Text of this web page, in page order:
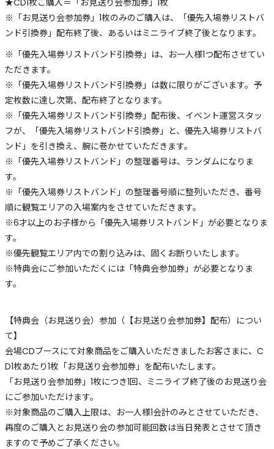
★CD1枚ご購入＝「お見送り会参加券」1枚
※「お見送り会参加券」1枚のみのご購入は、「優先入場券リストバ
ンド引換券」配布終了後、あるいはミニライブ終了後となります。
※「優先入場券リストバンド引換券」は、お一人様1つ配布させてい
ただきます。
※「優先入場券リストバンド引換券」は数に限りがございます。予
定枚数に達し次第、配布終了となります。
※「優先入場券リストバンド引換券」配布後、イベント運営スタッ
フが、「優先入場券リストバンド引換券」と、優先入場券リストバ
ンド」を引き換え、腕に巻かせていただきます。
※「優先入場券リストバンド」の整理番号は、ランダムになりま
す。
※「優先入場券リストバンド」の整理番号順に整列いただき、番号
順に観覧エリアの入場案内をさせていただきます。
※6才以上のお子様から「優先入場券リストバンド」が必要となりま
す。
※優先観覧エリア内での割り込みは、固くお断りいたします。
※特典会にご参加いただくには「特典会参加券」が必要となりま
す。
【特典会（お見送り会）参加（【お見送り会参加券】配布）につい
て】
会場CDブースにて対象商品をご購入いただきましたお客さまに、C
D1枚あたり1枚「お見送り会参加券」を配布いたします。
「お見送り会参加券」1枚につき1回、ミニライブ終了後のお見送り会
にご参加いただけます。
※対象商品のご購入上限は、お一人様1会計のみとさせていただき、
再度のご購入とお見送り会の参加可能回数は当日発表とさせて頂き
ますので予めご了承ください。